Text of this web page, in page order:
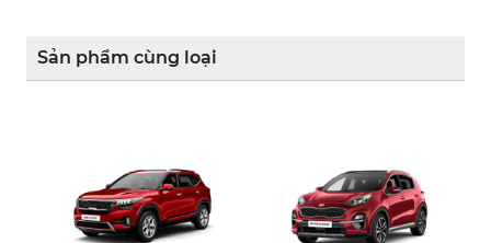
Sản phẩm cùng loại